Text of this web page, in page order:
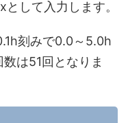
して入力します。
刻みで0.0～5.0h
は51回となりま